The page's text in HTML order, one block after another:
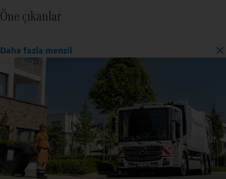
Öne çıkanlar
Daha fazla menzil